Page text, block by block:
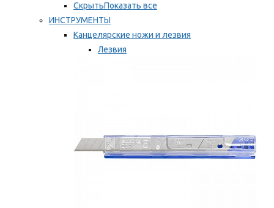
СкрытьПоказать все
ИНСТРУМЕНТЫ
Канцелярские ножи и лезвия
Лезвия